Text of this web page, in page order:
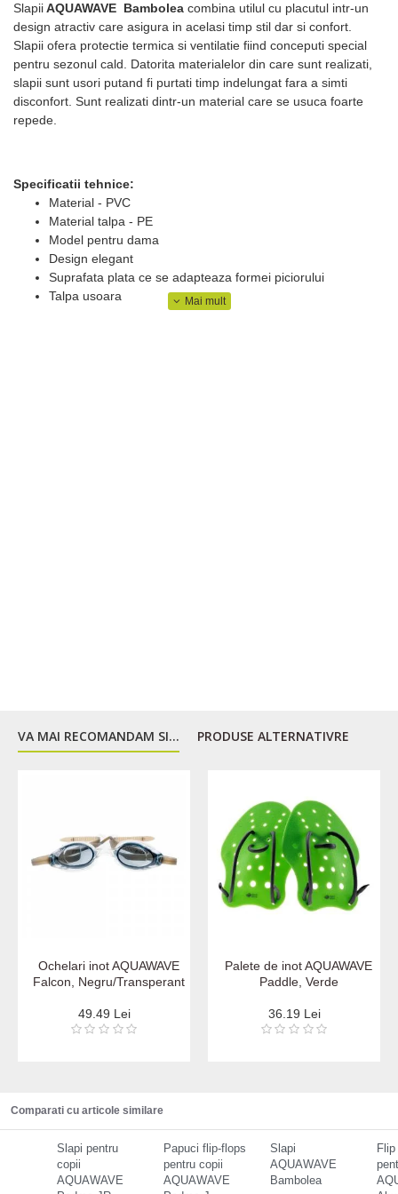
SlapiiAQUAWAVE Bambolea combina utilul cu placutul intr-un
design atractiv care asigura in acelasi timp stil dar si confort.
Slapii ofera protectie termica si ventilatie fiind conceputi special
pentru sezonul cald. Datorita materialelor din care sunt realizati,
slapii sunt usori putand fi purtati timp indelungat fara a simti
disconfort. Sunt realizati dintr-un material care se usuca foarte
repede.
Specificatii tehnice:
Material - PVC
Material talpa - PE
Model pentru dama
Design elegant
Suprafata plata ce se adapteaza formei piciorului
Talpa usoara
VA MAI RECOMANDAM SI... PRODUSE ALTERNATIVRE
Ochelari inot AQUAWAVE
Falcon, Negru/Transperant
49.49 Lei
Palete de inot AQUAWAVE
Paddle, Verde
36.19 Lei
Comparati cu articole similare
Slapi pentru
copii
AQUAWAVE
Papuci flip-flops
pentru copii
AQUAWAVE
Slapi
AQUAWAVE
Bambolea